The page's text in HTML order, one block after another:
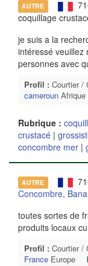
AUTRE
coquillage
je suis a la
intéressé veuillez
personnes avec
Profil : Courtier /
cameroun Afrique
Rubrique :
crustacé |
concombre mer |
AUTRE
Concombre,
toutes sortes de
produits locaux
Profil : Courtier /
France Europe